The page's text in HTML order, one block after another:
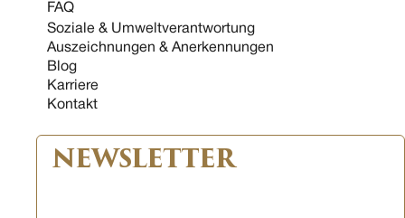
FAQ
Soziale & Umweltverantwortung
Auszeichnungen & Anerkennungen
Blog
Karriere
Kontakt
NEWSLETTER